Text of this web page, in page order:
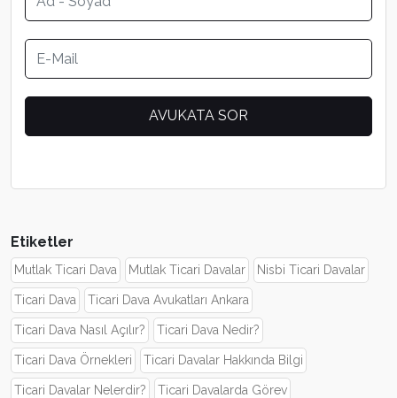
Etiketler
Mutlak Ticari Dava Mutlak Ticari Davalar Nisbi Ticari Davalar
Ticari Dava Ticari Dava Avukatları Ankara
Ticari Dava Nasıl Açılır? Ticari Dava Nedir?
Ticari Dava Örnekleri Ticari Davalar Hakkında Bilgi
Ticari Davalar Nelerdir? Ticari Davalarda Görev